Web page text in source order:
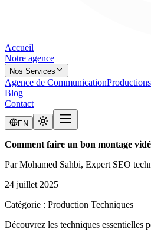
Accueil
Notre agence
Nos Services
Agence de Communication
Blog
Contact
EN
Comment faire un bon montage
Par Mohamed Sahbi, Expert SEO
24 juillet 2025
Catégorie : Production Techniques
Découvrez les techniques essentielles